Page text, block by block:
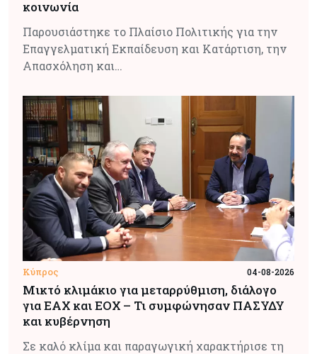
κοινωνία
Παρουσιάστηκε το Πλαίσιο Πολιτικής για την
Επαγγελματική Εκπαίδευση και Κατάρτιση, την
Απασχόληση και…
Κύπρος 04-08-2026
Μικτό κλιμάκιο για μεταρρύθμιση, διάλογο
για ΕΑΧ και ΕΟΧ – Τι συμφώνησαν ΠΑΣΥΔΥ
και κυβέρνηση
Σε καλό κλίμα και παραγωγική χαρακτήρισε τη